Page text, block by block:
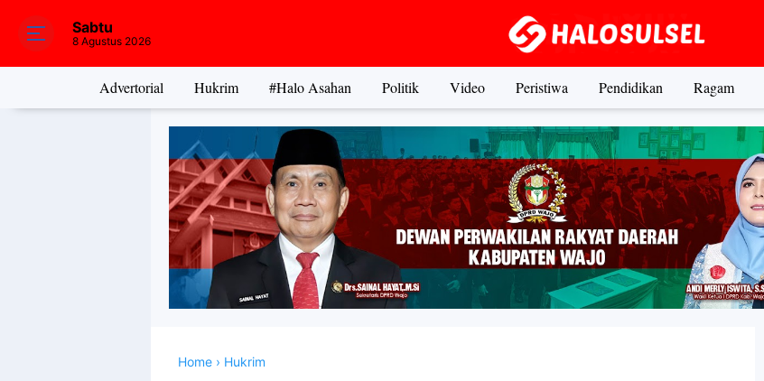
Sabtu
8 Agustus 2026
Advertorial Hukrim #Halo Asahan Politik Video Peristiwa Pendidikan Ragam
Home › Hukrim